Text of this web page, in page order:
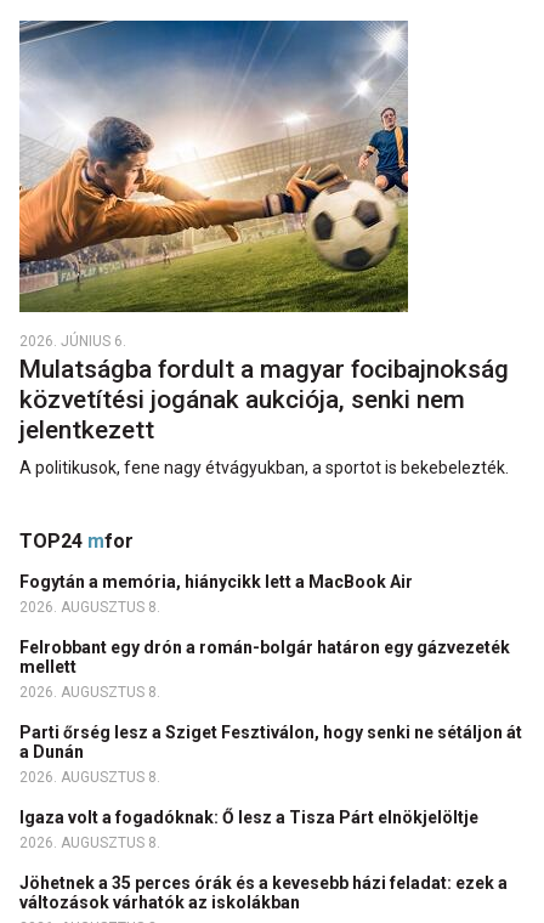
2026. JÚNIUS 6.
Mulatságba fordult a magyar focibajnokság
közvetítési jogának aukciója, senki nem
jelentkezett
A politikusok, fene nagy étvágyukban, a sportot is bekebelezték.
TOP24 mfor
Fogytán a memória, hiánycikk lett a MacBook Air
2026. AUGUSZTUS 8.
Felrobbant egy drón a román-bolgár határon egy gázvezeték
mellett
2026. AUGUSZTUS 8.
Parti őrség lesz a Sziget Fesztiválon, hogy senki ne sétáljon át
a Dunán
2026. AUGUSZTUS 8.
Igaza volt a fogadóknak: Ő lesz a Tisza Párt elnökjelöltje
2026. AUGUSZTUS 8.
Jöhetnek a 35 perces órák és a kevesebb házi feladat: ezek a
változások várhatók az iskolákban